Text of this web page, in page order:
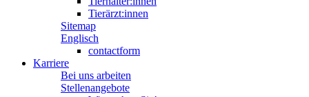
Tierärzt:innen
Sitemap
Englisch
contactform
Karriere
Bei uns arbeiten
Stellenangebote